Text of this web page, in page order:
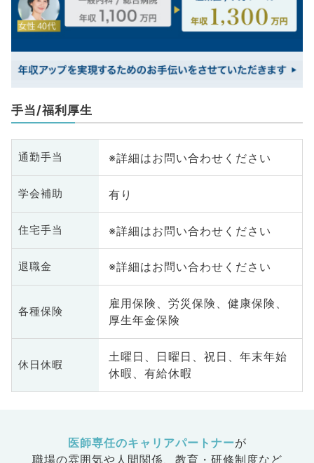
手当/福利厚生
通勤手当 ※詳細はお問い合わせください
学会補助 有り
住宅手当 ※詳細はお問い合わせください
退職金 ※詳細はお問い合わせください
各種保険
雇用保険、労災保険、健康保険、
厚生年金保険
休日休暇
土曜日、日曜日、祝日、年末年始
休暇、有給休暇
医師専任のキャリアパートナーが
職場の雰囲気や人間関係、 教育・研修制度など